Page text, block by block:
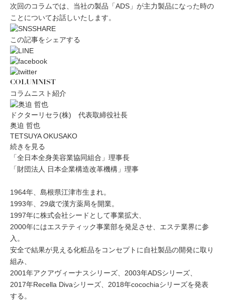
次回のコラムでは、当社の製品「ADS」が主力製品になった時の
ことについてお話しいたします。
この記事をシェアする
COLUMNIST
コラムニスト紹介
ドクターリセラ(株) 代表取締役社長
奥迫 哲也
TETSUYA OKUSAKO
続きを見る
「全日本全身美容業協同組合」理事長
「財団法人 日本企業構造改革機構」理事
1964年、島根県江津市生まれ。
1993年、29歳で漢方薬局を開業。
1997年に株式会社シードとして事業拡大、
2000年にはエステティック事業部を発足させ、エステ業界に参
入。
安全で結果が見える化粧品をコンセプトに自社製品の開発に取り
組み、
2001年アクアヴィーナスシリーズ、2003年ADSシリーズ、
2017年Recella Divaシリーズ、2018年cocochiaシリーズを発表
する。